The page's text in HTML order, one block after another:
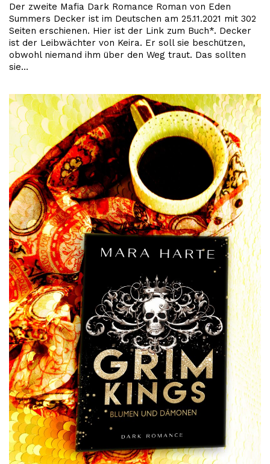
Der zweite Mafia Dark Romance Roman von Eden
Summers Decker ist im Deutschen am 25.11.2021 mit 302
Seiten erschienen. Hier ist der Link zum Buch*. Decker
ist der Leibwächter von Keira. Er soll sie beschützen,
obwohl niemand ihm über den Weg traut. Das sollten
sie…